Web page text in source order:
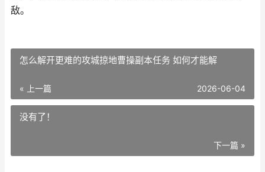
敌。
怎么解开更难的攻城掠地曹操副本任务 如何才能解
« 上一篇 2026-06-04
没有了！
下一篇 »